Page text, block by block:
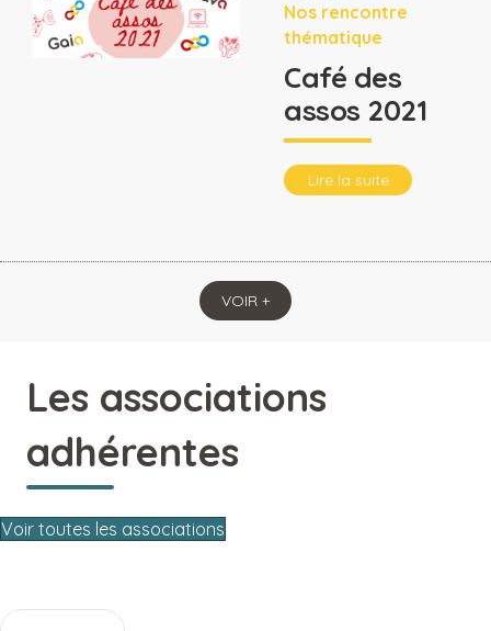
Nos rencontre
thématique
Café des
assos 2021
Lire la suite
VOIR +
Les associations
adhérentes
Voir toutes les associations